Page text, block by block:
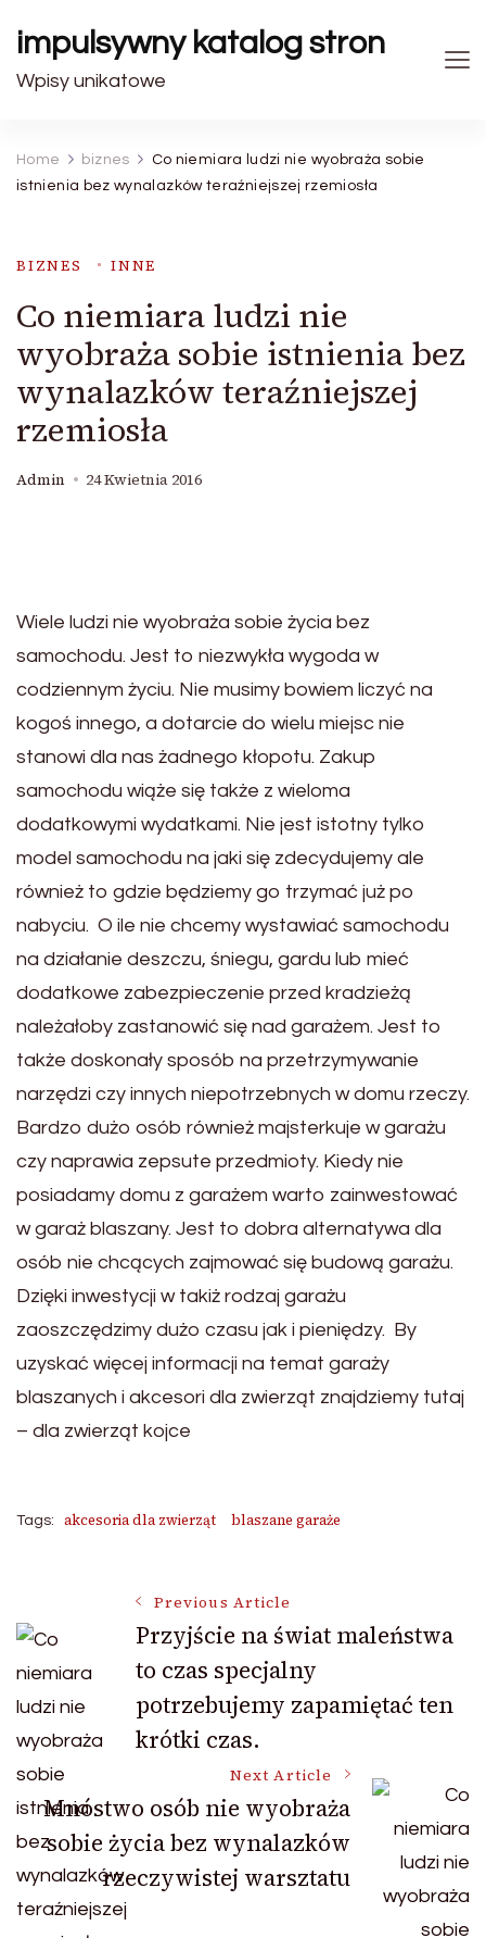
impulsywny katalog stron
Wpisy unikatowe
Home biznes
Co niemiara ludzi nie wyobraża sobie
istnienia bez wynalazków teraźniejszej rzemiosła
BIZNES INNE
Co niemiara ludzi nie
wyobraża sobie istnienia bez
wynalazków teraźniejszej
rzemiosła
Admin 24 Kwietnia 2016
Wiele ludzi nie wyobraża sobie życia bez
samochodu. Jest to niezwykła wygoda w
codziennym życiu. Nie musimy bowiem liczyć na
kogoś innego, a dotarcie do wielu miejsc nie
stanowi dla nas żadnego kłopotu. Zakup
samochodu wiąże się także z wieloma
dodatkowymi wydatkami. Nie jest istotny tylko
model samochodu na jaki się zdecydujemy ale
również to gdzie będziemy go trzymać już po
nabyciu. O ile nie chcemy wystawiać samochodu
na działanie deszczu, śniegu, gardu lub mieć
dodatkowe zabezpieczenie przed kradzieżą
należałoby zastanowić się nad garażem. Jest to
także doskonały sposób na przetrzymywanie
narzędzi czy innych niepotrzebnych w domu rzeczy.
Bardzo dużo osób również majsterkuje w garażu
czy naprawia zepsute przedmioty. Kiedy nie
posiadamy domu z garażem warto zainwestować
w garaż blaszany. Jest to dobra alternatywa dla
osób nie chcących zajmować się budową garażu.
Dzięki inwestycji w takiż rodzaj garażu
zaoszczędzimy dużo czasu jak i pieniędzy. By
uzyskać więcej informacji na temat garaży
blaszanych i akcesori dla zwierząt znajdziemy tutaj
– dla zwierząt kojce
Tags: akcesoria dla zwierząt blaszane garaże
Post
Navigation
Previous Article
Przyjście na świat maleństwa
to czas specjalny
potrzebujemy zapamiętać ten
krótki czas.
Next Article
Mnóstwo osób nie wyobraża
sobie życia bez wynalazków
rzeczywistej warsztatu